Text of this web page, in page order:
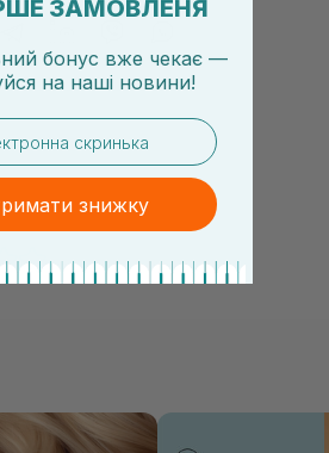
ЗАМОВЛЕНЯ
бонус вже чекає —
на наші новини!
знижку